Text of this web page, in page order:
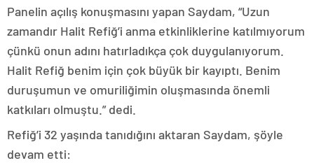
Panelin açılış konuşmasını yapan Saydam, “Uzun
zamandır Halit Refiğ’i anma etkinliklerine katılmıyorum
çünkü onun adını hatırladıkça çok duygulanıyorum.
Halit Refiğ benim için çok büyük bir kayıptı. Benim
duruşumun ve omuriliğimin oluşmasında önemli
katkıları olmuştu.” dedi.
Refiğ’i 32 yaşında tanıdığını aktaran Saydam, şöyle
devam etti: